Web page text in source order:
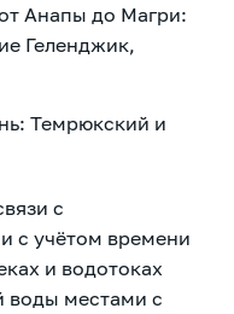
Анапы до Магри:
Геленджик,
Темрюкский и
с
с учётом времени
и водотоках
воды местами с